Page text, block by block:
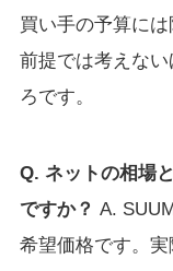
買い手の予算に
前提では考えな
ろです。
Q. ネットの相場
ですか？ A.
希望価格です。